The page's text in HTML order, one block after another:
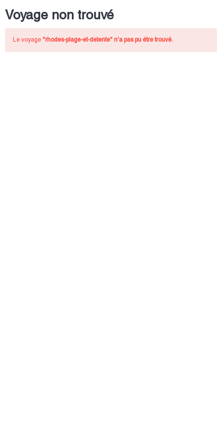
Voyage non trouvé
Le voyage "rhodes-plage-et-detente" n'a pas pu étre trouvé.